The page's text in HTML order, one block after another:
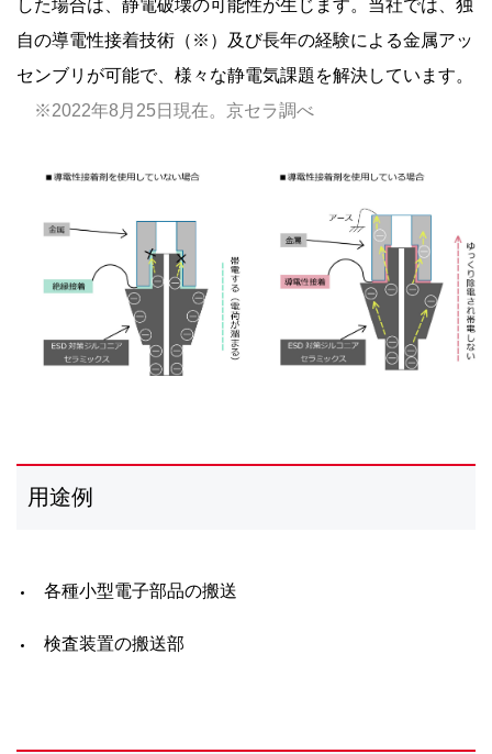
した場合は、静電破壊の可能性が生じます。当社では、独
自の導電性接着技術（※）及び長年の経験による金属アッ
センブリが可能で、様々な静電気課題を解決しています。
※2022年8月25日現在。京セラ調べ
用途例
各種小型電子部品の搬送
検査装置の搬送部